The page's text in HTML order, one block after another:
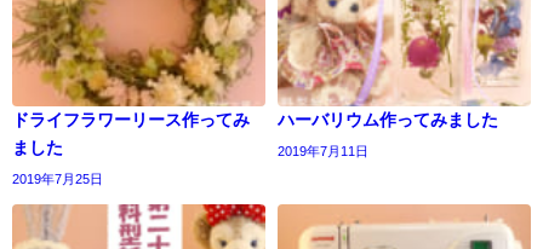
ドライフラワーリース作ってみ
ました
2019年7月25日
ハーバリウム作ってみました
2019年7月11日